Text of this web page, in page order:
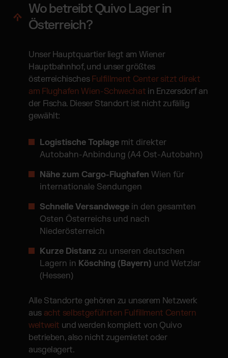
Wo betreibt Quivo Lager in
Österreich?
Unser Hauptquartier liegt am Wiener
Hauptbahnhof, und unser größtes
österreichisches Fulfillment Center sitzt direkt
am Flughafen Wien-Schwechat in Enzersdorf an
der Fischa. Dieser Standort ist nicht zufällig
gewählt:
Logistische Toplage mit direkter
Autobahn-Anbindung (A4 Ost-Autobahn)
Nähe zum Cargo-Flughafen Wien für
internationale Sendungen
Schnelle Versandwege in den gesamten
Osten Österreichs und nach
Niederösterreich
Kurze Distanz zu unseren deutschen
Lagern in Kösching (Bayern) und Wetzlar
(Hessen)
Alle Standorte gehören zu unserem Netzwerk
aus acht selbstgeführten Fulfillment Centern
weltweit und werden komplett von Quivo
betrieben, also nicht zugemietet oder
ausgelagert.